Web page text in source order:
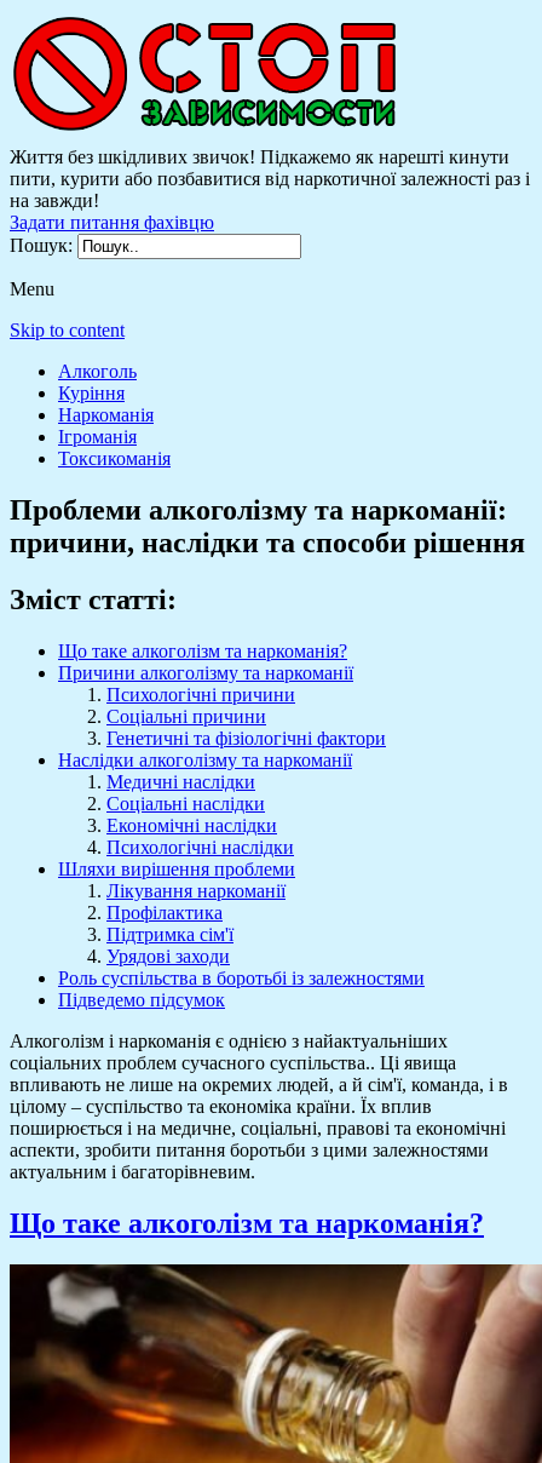
Життя без шкідливих звичок! Підкажемо як нарешті кинути
пити, курити або позбавитися від наркотичної залежності раз і
на завжди!
Задати питання фахівцю
Пошук:
Menu
Skip to content
Алкоголь
Куріння
Наркоманія
Ігроманія
Токсикоманія
Проблеми алкоголізму та наркоманії:
причини, наслідки та способи рішення
Зміст статті:
Що таке алкоголізм та наркоманія?
Причини алкоголізму та наркоманії
Психологічні причини
Соціальні причини
Генетичні та фізіологічні фактори
Наслідки алкоголізму та наркоманії
Медичні наслідки
Соціальні наслідки
Економічні наслідки
Психологічні наслідки
Шляхи вирішення проблеми
Лікування наркоманії
Профілактика
Підтримка сім'ї
Урядові заходи
Роль суспільства в боротьбі із залежностями
Підведемо підсумок
Алкоголізм і наркоманія є однією з найактуальніших
соціальних проблем сучасного суспільства.. Ці явища
впливають не лише на окремих людей, а й сім'ї, команда, і в
цілому – суспільство та економіка країни. Їх вплив
поширюється і на медичне, соціальні, правові та економічні
аспекти, зробити питання боротьби з цими залежностями
актуальним і багаторівневим.
Що таке алкоголізм та наркоманія?